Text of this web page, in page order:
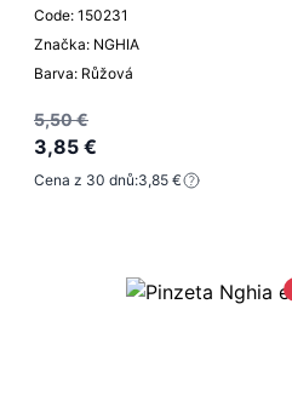
Code: 150231
Značka: NGHIA
Barva: Růžová
5,50 €
3,85 €
Cena z 30 dnů:3,85 €